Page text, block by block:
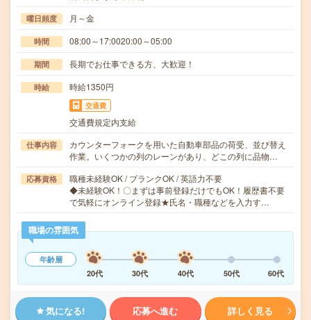
曜日頻度 月～金
時間 08:00～17:0020:00～05:00
期間 長期でお仕事できる方、大歓迎！
時給 時給1350円
交通費
交通費規定内支給
仕事内容
カウンターフォークを用いた自動車部品の荷受、並び替え
作業。いくつかの列のレーンがあり、どこの列に品物…
応募資格
職種未経験OK / ブランクOK / 英語力不要
◆未経験OK！〇まずは事前登録だけでもOK！履歴書不要
で気軽にオンライン登録★氏名・職種などを入力す…
職場の雰囲気
年齢層
20代
30代 40代 50代 60代
気になる! 応募へ進む 詳しく見る